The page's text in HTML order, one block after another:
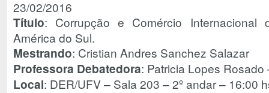
23/02/2016
Título: Corrupção e Comércio Internacional
América do Sul.
Mestrando: Cristian Andres Sanchez Salazar
Professora Debatedora: Patricia Lopes Rosado
Local: DER/UFV – Sala 203 – 2º andar – 16:00